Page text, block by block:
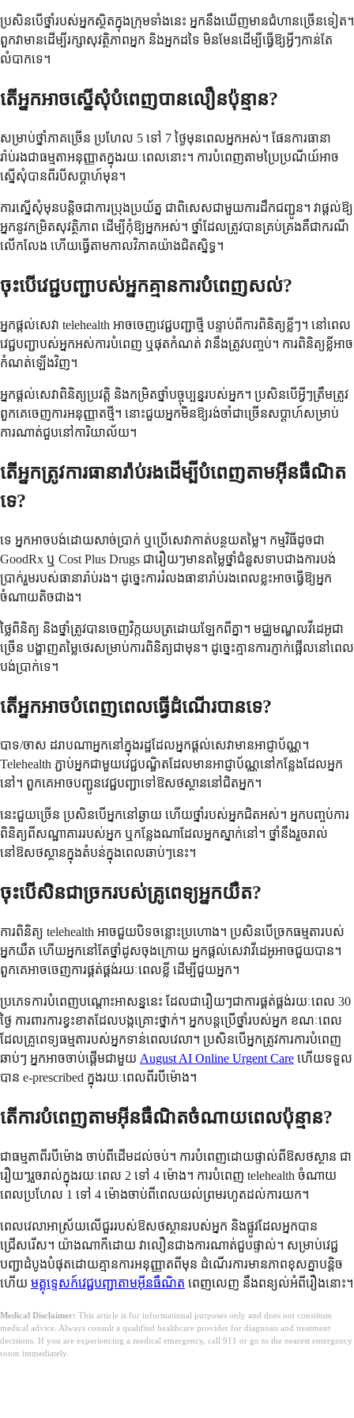
ប្រសិនបើថ្នាំរបស់អ្នកស្ថិតក្នុងក្រុមទាំងនេះ អ្នកនឹងឃើញមានជំហានច្រើនទៀត។
ពួកវាមានដើម្បីរក្សាសុវត្ថិភាពអ្នក និងអ្នកដទៃ មិនមែនដើម្បីធ្វើឱ្យអ្វីៗកាន់តែ
លំបាកទេ។
តើអ្នកអាចស្នើសុំបំពេញបានលឿនប៉ុន្មាន?
សម្រាប់ថ្នាំភាគច្រើន ប្រហែល 5 ទៅ 7 ថ្ងៃមុនពេលអ្នកអស់។ ផែនការធានា
រ៉ាប់រងជាធម្មតាអនុញ្ញាតក្នុងរយៈពេលនោះ។ ការបំពេញតាមប្រៃប្រណីយ៍អាច
ស្នើសុំបានពីរបីសប្តាហ៍មុន។
ការស្នើសុំមុនបន្តិចជាការប្រុងប្រយ័ត្ន ជាពិសេសជាមួយការដឹកជញ្ជូន។ វាផ្តល់ឱ្យ
អ្នកនូវកម្រិតសុវត្ថិភាព ដើម្បីកុំឱ្យអ្នកអស់។ ថ្នាំដែលត្រូវបានគ្រប់គ្រងគឺជាករណី
លើកលែង ហើយធ្វើតាមកាលវិភាគយ៉ាងជិតស្និទ្ធ។
ចុះបើវេជ្ជបញ្ជាបស់អ្នកគ្មានការបំពេញសល់?
អ្នកផ្តល់សេវា telehealth អាចចេញវេជ្ជបញ្ជាថ្មី បន្ទាប់ពីការពិនិត្យខ្លីៗ។ នៅពេល
វេជ្ជបញ្ជាបស់អ្នកអស់ការបំពេញ ឬផុតកំណត់ វានឹងត្រូវបញ្ចប់។ ការពិនិត្យខ្លីអាច
កំណត់ឡើងវិញ។
អ្នកផ្តល់សេវាពិនិត្យប្រវត្តិ និងកម្រិតថ្នាំបច្ចុប្បន្នរបស់អ្នក។ ប្រសិនបើអ្វីៗត្រឹមត្រូវ
ពួកគេចេញការអនុញ្ញាតថ្មី។ នោះជួយអ្នកមិនឱ្យរង់ចាំជាច្រើនសប្តាហ៍សម្រាប់
ការណាត់ជួបនៅការិយាល័យ។
តើអ្នកត្រូវការធានារ៉ាប់រងដើម្បីបំពេញតាមអ៊ីនធឺណិត
ទេ?
ទេ អ្នកអាចបង់ដោយសាច់ប្រាក់ ឬប្រើសេវាកាត់បន្ថយតម្លៃ។ កម្មវិធីដូចជា
GoodRx ឬ Cost Plus Drugs ជារឿយៗមានតម្លៃថ្នាំជំនួសទាបជាងការបង់
ប្រាក់រួមរបស់ធានារ៉ាប់រង។ ដូច្នេះការរំលងធានារ៉ាប់រងពេលខ្លះអាចធ្វើឱ្យអ្នក
ចំណាយតិចជាង។
ថ្លៃពិនិត្យ និងថ្នាំត្រូវបានចេញវិក្កយបត្រដោយឡែកពីគ្នា។ មជ្ឈមណ្ឌលវីដេអូជា
ច្រើន បង្ហាញតម្លៃថេរសម្រាប់ការពិនិត្យជាមុន។ ដូច្នេះគ្មានការភ្ញាក់ផ្អើលនៅពេល
បង់ប្រាក់ទេ។
តើអ្នកអាចបំពេញពេលធ្វើដំណើរបានទេ?
បាទ/ចាស ដរាបណាអ្នកនៅក្នុងរដ្ឋដែលអ្នកផ្តល់សេវាមានអាជ្ញាប័ណ្ណ។
Telehealth ភ្ជាប់អ្នកជាមួយវេជ្ជបណ្ឌិតដែលមានអាជ្ញាប័ណ្ណនៅកន្លែងដែលអ្នក
នៅ។ ពួកគេអាចបញ្ជូនវេជ្ជបញ្ជាទៅឱសថស្ថាននៅជិតអ្នក។
នេះជួយច្រើន ប្រសិនបើអ្នកនៅឆ្ងាយ ហើយថ្នាំរបស់អ្នកជិតអស់។ អ្នកបញ្ចប់ការ
ពិនិត្យពីសណ្ឋាគាររបស់អ្នក ឬកន្លែងណាដែលអ្នកស្នាក់នៅ។ ថ្នាំនឹងរួចរាល់
នៅឱសថស្ថានក្នុងតំបន់ក្នុងពេលឆាប់ៗនេះ។
ចុះបើសិនជាច្រករបស់គ្រូពេទ្យអ្នកយឺត?
ការពិនិត្យ telehealth អាចជួយបិទចន្លោះប្រហោង។ ប្រសិនបើច្រកធម្មតារបស់
អ្នកយឺត ហើយអ្នកនៅតែថ្នាំដូសចុងក្រោយ អ្នកផ្តល់សេវាវីដេអូអាចជួយបាន។
ពួកគេអាចចេញការផ្គត់ផ្គង់រយៈពេលខ្លី ដើម្បីជួយអ្នក។
ប្រភេទការបំពេញបណ្តោះអាសន្ននេះ ដែលជារឿយៗជាការផ្គត់ផ្គង់រយៈពេល 30
ថ្ងៃ ការពារការខ្វះខាតដែលបង្កគ្រោះថ្នាក់។ អ្នកបន្តប្រើថ្នាំរបស់អ្នក ខណៈពេល
ដែលគ្រូពេទ្យធម្មតារបស់អ្នកទាន់ពេលវេលា។ ប្រសិនបើអ្នកត្រូវការការបំពេញ
ឆាប់ៗ អ្នកអាចចាប់ផ្តើមជាមួយ August AI Online Urgent Care ហើយទទួល
បាន e-prescribed ក្នុងរយៈពេលពីរបីម៉ោង។
តើការបំពេញតាមអ៊ីនធឺណិតចំណាយពេលប៉ុន្មាន?
ជាធម្មតាពីរបីម៉ោង ចាប់ពីដើមដល់ចប់។ ការបំពេញដោយផ្ទាល់ពីឱសថស្ថាន ជា
រឿយៗរួចរាល់ក្នុងរយៈពេល 2 ទៅ 4 ម៉ោង។ ការបំពេញ telehealth ចំណាយ
ពេលប្រហែល 1 ទៅ 4 ម៉ោងចាប់ពីពេលយល់ព្រមរហូតដល់ការយក។
ពេលវេលាអាស្រ័យលើជួររបស់ឱសថស្ថានរបស់អ្នក និងផ្លូវដែលអ្នកបាន
ជ្រើសរើស។ យ៉ាងណាក៏ដោយ វាលឿនជាងការណាត់ជួបផ្ទាល់។ សម្រាប់វេជ្ជ
បញ្ជាដំបូងបំផុតដោយគ្មានការអនុញ្ញាតពីមុន ដំណើរការមានភាពខុសគ្នាបន្តិច
ហើយ មគ្គុទ្ទេសក៍វេជ្ជបញ្ជាតាមអ៊ីនធឺណិត ពេញលេញ នឹងពន្យល់អំពីរឿងនោះ។
Medical Disclaimer: This article is for informational purposes only and does not constitute
medical advice. Always consult a qualified healthcare provider for diagnosis and treatment
decisions. If you are experiencing a medical emergency, call 911 or go to the nearest emergency
room immediately.